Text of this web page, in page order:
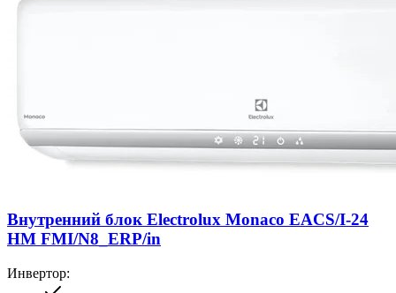
Внутренний блок Electrolux Monaco EACS/I-24
HM FMI/N8_ERP/in
Инвертор: